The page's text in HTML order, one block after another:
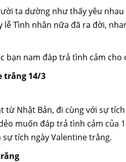
ta dường như thấy yêu
Tình nhân nữa đã ra đời,
bạn nam đáp trả tình cảm cho
trắng 14/3
Nhật Bản, đi cùng với sự
muốn đáp trả tình cảm của
tích ngày Valentine trắng.